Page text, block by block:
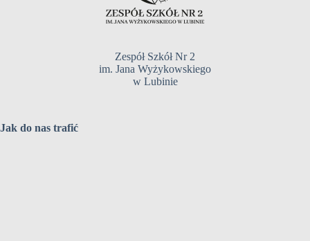
Zespół Szkół Nr 2
im. Jana Wyżykowskiego
w Lubinie
Jak do nas trafić